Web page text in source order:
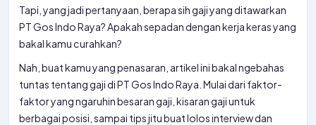
Tapi, yang jadi pertanyaan, berapa sih gaji yang ditawarkan
PT Gos Indo Raya? Apakah sepadan dengan kerja keras yang
bakal kamu curahkan?
Nah, buat kamu yang penasaran, artikel ini bakal ngebahas
tuntas tentang gaji di PT Gos Indo Raya. Mulai dari faktor-
faktor yang ngaruhin besaran gaji, kisaran gaji untuk
berbagai posisi, sampai tips jitu buat lolos interview dan